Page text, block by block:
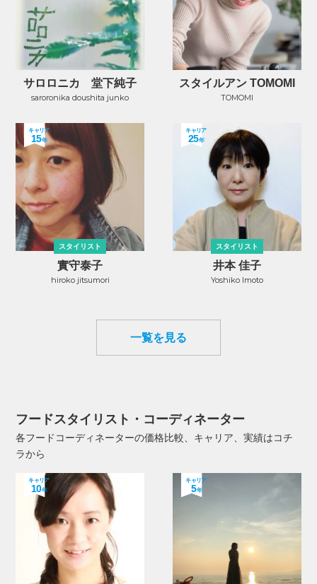
サロロニカ 堂下純子
saroronika doushita junko
スタイルアン TOMOMI
TOMOMI
キャリア
15年
スタイリスト
實守泰子
hiroko jitsumori
キャリア
25年
スタイリスト
井本 佳子
Yoshiko Imoto
一覧を見る
フードスタイリスト・コーディネーター
各フードコーディネーターの価格比較、キャリア、実績はコチ
ラから
キャリア
10年
キャリア
5年